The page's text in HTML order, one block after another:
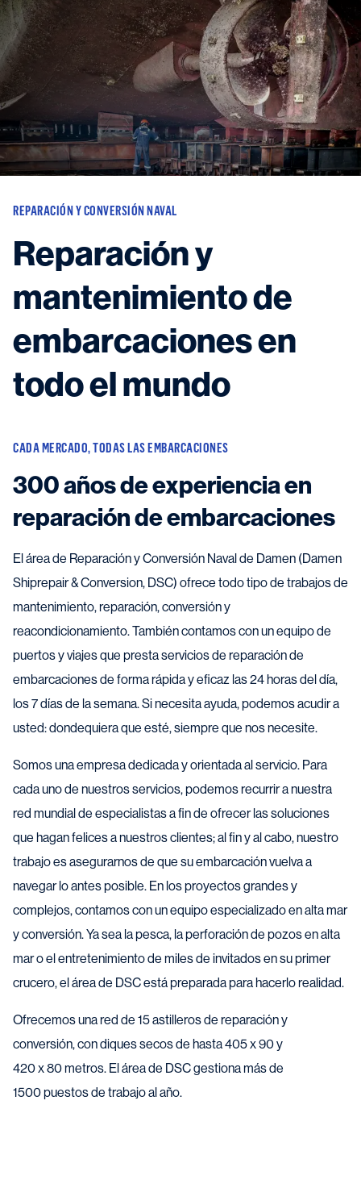
Vessels
Equipment
Markets
Services
About
News & Insights
Search
REPARACIÓN Y CONVERSIÓN NAVAL
Reparación y
mantenimiento de
embarcaciones en
todo el mundo
CADA MERCADO, TODAS LAS EMBARCACIONES
300 años de experiencia en
reparación de embarcaciones
El área de Reparación y Conversión Naval de Damen (Damen
Shiprepair & Conversion, DSC) ofrece todo tipo de trabajos de
mantenimiento, reparación, conversión y
reacondicionamiento. También contamos con un equipo de
puertos y viajes que presta servicios de reparación de
embarcaciones de forma rápida y eficaz las 24 horas del día,
los 7 días de la semana. Si necesita ayuda, podemos acudir a
usted: dondequiera que esté, siempre que nos necesite.
Somos una empresa dedicada y orientada al servicio. Para
cada uno de nuestros servicios, podemos recurrir a nuestra
red mundial de especialistas a fin de ofrecer las soluciones
que hagan felices a nuestros clientes; al fin y al cabo, nuestro
trabajo es asegurarnos de que su embarcación vuelva a
navegar lo antes posible. En los proyectos grandes y
complejos, contamos con un equipo especializado en alta mar
y conversión. Ya sea la pesca, la perforación de pozos en alta
mar o el entretenimiento de miles de invitados en su primer
crucero, el área de DSC está preparada para hacerlo realidad.
Ofrecemos una red de 15 astilleros de reparación y
conversión, con diques secos de hasta 405 x 90 y
420 x 80 metros. El área de DSC gestiona más de
1500 puestos de trabajo al año.